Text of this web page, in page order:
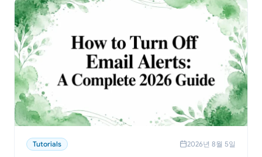
Tutorials 2026년 8월 5일